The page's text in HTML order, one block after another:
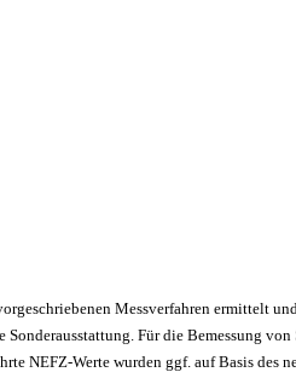
Messverfahren ermittelt
Für die Bemessung
NEFZ-Werte wurden ggf. auf Basis des